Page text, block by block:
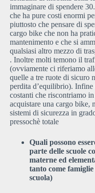
immaginare di spendere
che ha pure costi enormi
piuttosto che pensare di
cargo bike che non ha
mantenimento e che si
qualsiasi altro mezzo di
. Inoltre molti temono il
(ovviamente ci riferiamo
quelle a tre ruote di sicuro
perdita d’equilibrio).
costanti che riscontriamo
acquistare una cargo bike,
sistemi di sicurezza in
pressochè totale
Quali possono
parte delle scuole
materne ed
tanto come
scuola)